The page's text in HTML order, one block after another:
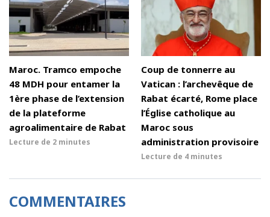
Maroc. Tramco empoche
48 MDH pour entamer la
1ère phase de l’extension
de la plateforme
agroalimentaire de Rabat
Lecture de 2 minutes
Coup de tonnerre au
Vatican : l’archevêque de
Rabat écarté, Rome place
l’Église catholique au
Maroc sous
administration provisoire
Lecture de 4 minutes
COMMENTAIRES